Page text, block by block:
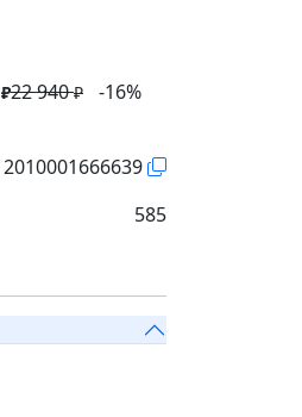
₽22 940₽ -16%
2010001666639
585